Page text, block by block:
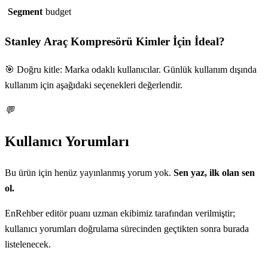
Segment budget
Stanley Araç Kompresörü Kimler İçin İdeal?
🎯 Doğru kitle: Marka odaklı kullanıcılar. Günlük kullanım dışında
kullanım için aşağıdaki seçenekleri değerlendir.
💬
Kullanıcı Yorumları
Bu ürün için henüz yayınlanmış yorum yok. Sen yaz, ilk olan sen
ol.
EnRehber editör puanı uzman ekibimiz tarafından verilmiştir;
kullanıcı yorumları doğrulama sürecinden geçtikten sonra burada
listelenecek.